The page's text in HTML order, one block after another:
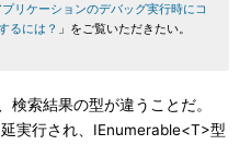
リケーションのデバッグ実行時にコ
るには？ 」をご覧いただきたい。
索結果の型が違うことだ。
実行され、IEnumerable<T>型